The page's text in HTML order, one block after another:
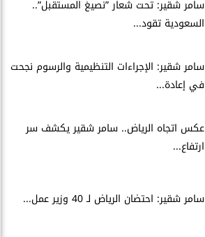
سامر شقير: تحت شعار ”نصيغ المستقبل”..
السعودية تقود...
سامر شقير: الإجراءات التنظيمية والرسوم نجحت
في إعادة...
عكس اتجاه الرياض.. سامر شقير يكشف سر
ارتفاع...
سامر شقير: احتضان الرياض لـ 40 وزير عمل...